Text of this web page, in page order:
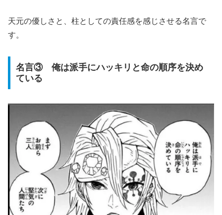
天元の優しさと、柱としての責任感を感じさせる名言で
す。
名言③ 俺は派手にハッキリと命の順序を決め
ている